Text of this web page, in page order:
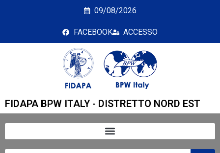
Donne e stampa,
09/08/2026
FACEBOOK ACCESSO
FIDAPA BPW ITALY - DISTRETTO NORD EST